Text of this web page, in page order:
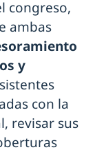
congreso,
ambas
y
con la
revisar sus